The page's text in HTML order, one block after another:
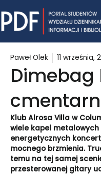
to
content
Paweł Olek 11 września,
Dimebag
Klub Alrosa Villa w
wiele kapel metalowych
energetycznych
mocnego brzmienia.
temu na tej samej
przesterowanej gitary